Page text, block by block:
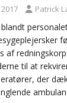
Patrick
af
til at
der